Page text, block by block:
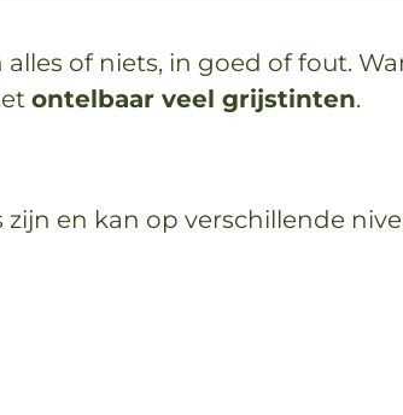
alles of niets, in goed of fout.
ontelbaar veel grijstinten.
en kan op verschillende